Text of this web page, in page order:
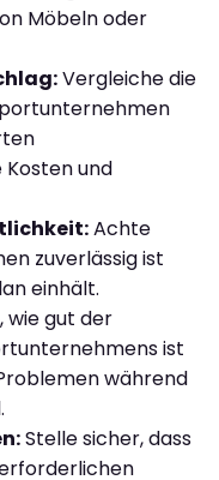
Möbeln oder
Vergleiche die
und
Achte
zuverlässig ist
einhält.
wie gut der
ist
während
Stelle sicher, dass